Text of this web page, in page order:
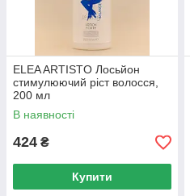
ELEA ARTISTO Лосьйон
стимулюючий ріст волосся,
200 мл
В наявності
424 ₴
Купити